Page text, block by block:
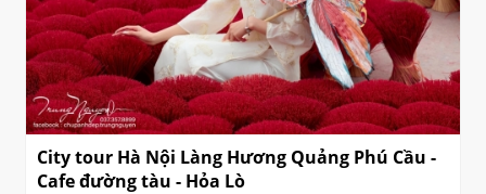
City tour Hà Nội Làng Hương Quảng Phú Cầu -
Cafe đường tàu - Hỏa Lò